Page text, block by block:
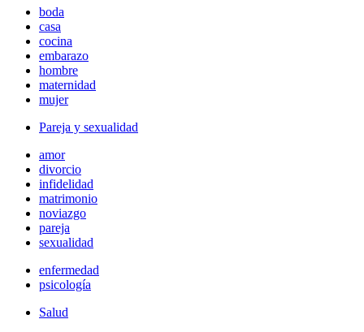
boda
casa
cocina
embarazo
hombre
maternidad
mujer
Pareja y sexualidad
amor
divorcio
infidelidad
matrimonio
noviazgo
pareja
sexualidad
enfermedad
psicología
Salud